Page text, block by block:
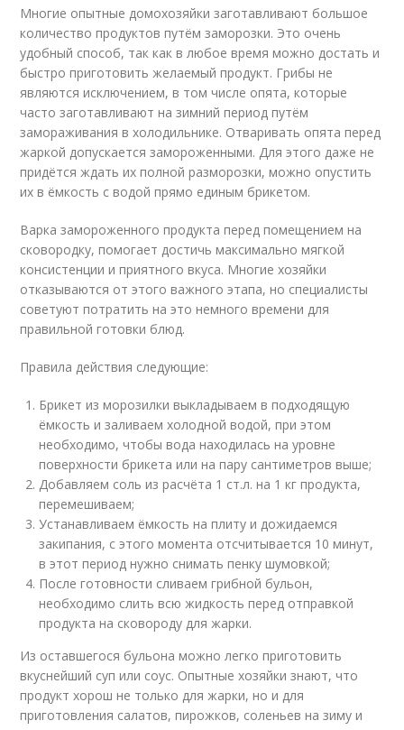
Многие опытные домохозяйки заготавливают большое
количество продуктов путём заморозки. Это очень
удобный способ, так как в любое время можно достать и
быстро приготовить желаемый продукт. Грибы не
являются исключением, в том числе опята, которые
часто заготавливают на зимний период путём
замораживания в холодильнике. Отваривать опята перед
жаркой допускается замороженными. Для этого даже не
придётся ждать их полной разморозки, можно опустить
их в ёмкость с водой прямо единым брикетом.
Варка замороженного продукта перед помещением на
сковородку, помогает достичь максимально мягкой
консистенции и приятного вкуса. Многие хозяйки
отказываются от этого важного этапа, но специалисты
советуют потратить на это немного времени для
правильной готовки блюд.
Правила действия следующие:
Брикет из морозилки выкладываем в подходящую
ёмкость и заливаем холодной водой, при этом
необходимо, чтобы вода находилась на уровне
поверхности брикета или на пару сантиметров выше;
Добавляем соль из расчёта 1 ст.л. на 1 кг продукта,
перемешиваем;
Устанавливаем ёмкость на плиту и дожидаемся
закипания, с этого момента отсчитывается 10 минут,
в этот период нужно снимать пенку шумовкой;
После готовности сливаем грибной бульон,
необходимо слить всю жидкость перед отправкой
продукта на сковороду для жарки.
Из оставшегося бульона можно легко приготовить
вкуснейший суп или соус. Опытные хозяйки знают, что
продукт хорош не только для жарки, но и для
приготовления салатов, пирожков, соленьев на зиму и